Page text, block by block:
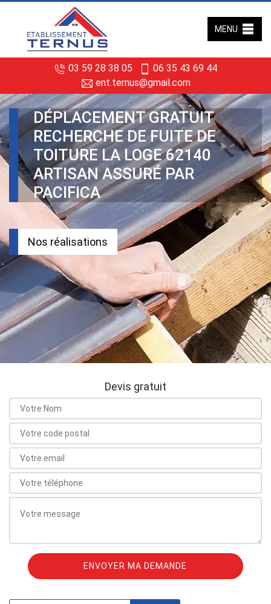
03 59 28 38 05
06 35 43 69 44
ent.ternus@gmail.com
MENU
DÉPLACEMENT GRATUIT
RECHERCHE DE FUITE DE
TOITURE LA LOGE 62140
ARTISAN ASSURÉ PAR
PACIFICA
Nos réalisations
Devis gratuit